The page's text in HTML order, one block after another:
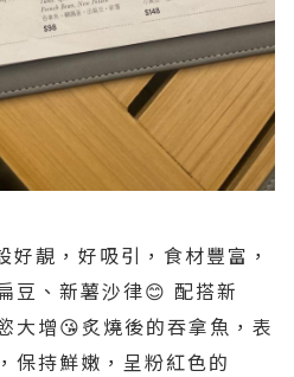
靚，好吸引，食材豐富，
豆、新薯沙律😊 配搭新
大增😘炙燒後的吞拿魚，表
保持鮮嫩，呈粉紅色的